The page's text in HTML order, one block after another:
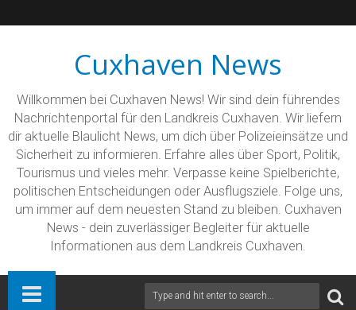
Cuxhaven News
Willkommen bei Cuxhaven News! Wir sind dein führendes
Nachrichtenportal für den Landkreis Cuxhaven. Wir liefern
dir aktuelle Blaulicht News, um dich über Polizeieinsätze und
Sicherheit zu informieren. Erfahre alles über Sport, Politik,
Tourismus und vieles mehr. Verpasse keine Spielberichte,
politischen Entscheidungen oder Ausflugsziele. Folge uns,
um immer auf dem neuesten Stand zu bleiben. Cuxhaven
News - dein zuverlässiger Begleiter für aktuelle
Informationen aus dem Landkreis Cuxhaven.